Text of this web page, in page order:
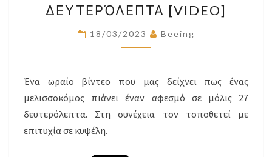
ΣΕ
27
ΔΕΥΤΕΡΌΛΕΠΤΑ
ΔΕΥΤΕΡΌΛΕΠΤΑ [VIDEO]
18/03/2023 Beeing
Ένα ωραίο βίντεο που μας δείχνει πως ένας
μελισσοκόμος πιάνει έναν αφεσμό σε μόλις 27
δευτερόλεπτα. Στη συνέχεια τον τοποθετεί με
επιτυχία σε κυψέλη.